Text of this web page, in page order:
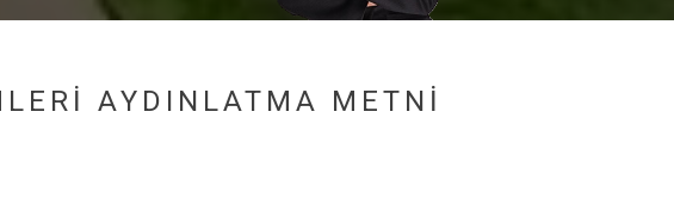
AYDINLATMA METNI